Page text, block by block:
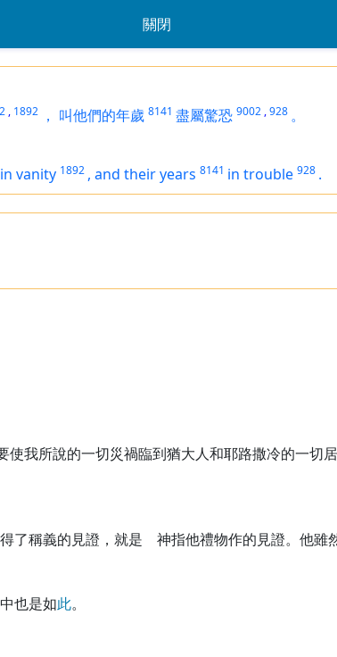
關閉
, 1892 ， 叫他們的年歲 8141 盡屬驚恐 9002 ,928 。
in vanity 1892 , and their years 8141 in trouble 928 .
使我所說的一切災禍臨到猶大人和耶路撒冷的一切居
了稱義的見證，就是 神指他禮物作的見證。他雖
也是如此。